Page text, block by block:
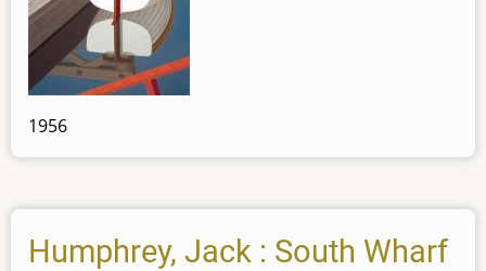
1956
Humphrey, Jack : South Wharf